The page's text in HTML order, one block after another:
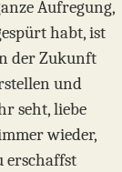
Aufregung,
habt, ist
der Zukunft
und
seht, liebe
wieder,
erschaffst